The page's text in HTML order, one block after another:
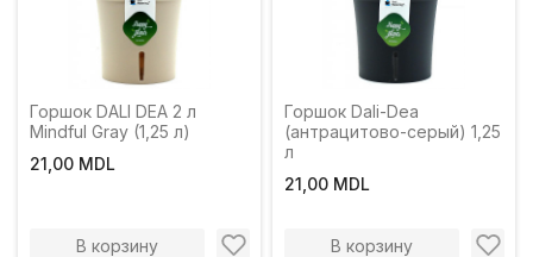
Горшок DALI DEA 2 л
Mindful Gray (1,25 л)
21,00 MDL
В корзину
Горшок Dali-Dea
(антрацитово-серый) 1,25
л
21,00 MDL
В корзину